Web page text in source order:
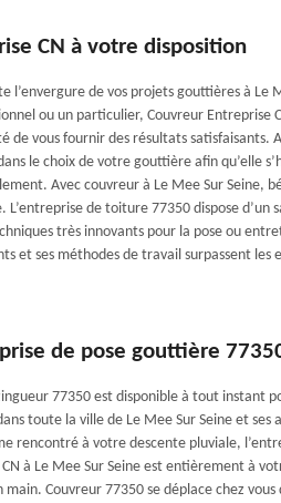
CN à votre disposition
l’envergure de vos projets gouttières à Le
ou un particulier, Couvreur Entreprise
de vous fournir des résultats satisfaisants.
le choix de votre gouttière afin qu’elle
Avec couvreur à Le Mee Sur Seine,
L’entreprise de toiture 77350 dispose d’un
très innovants pour la pose ou
et ses méthodes de travail surpassent les
de pose gouttière
77350 est disponible à tout instant
toute la ville de Le Mee Sur Seine et ses
rencontré à votre descente pluviale,
à Le Mee Sur Seine est entièrement à
main. Couvreur 77350 se déplace chez vous